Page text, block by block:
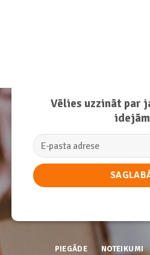
Vēlies uzzināt par
PIEGĀDE NOTEIKUMI